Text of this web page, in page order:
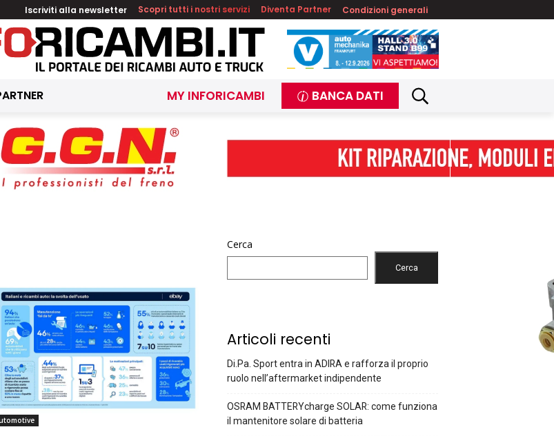
Iscriviti alla newsletter Scopri tutti i nostri servizi Diventa Partner Condizioni generali
MY INFORICAMBI BANCA DATI
Cerca
Cerca
Articoli recenti
Di.Pa. Sport entra in ADIRA e rafforza il proprio
ruolo nell’aftermarket indipendente
OSRAM BATTERYcharge SOLAR: come funziona
il mantenitore solare di batteria